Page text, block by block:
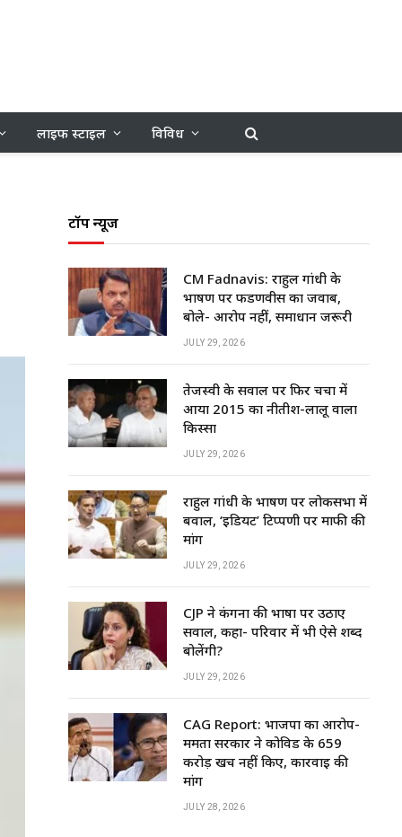
लाइफ स्टाइल विविध
टॉप न्यूज
CM Fadnavis: राहुल गांधी के
भाषण पर फडणवीस का जवाब,
बोले- आरोप नहीं, समाधान जरूरी
JULY 29, 2026
तेजस्वी के सवाल पर फिर चर्चा में
आया 2015 का नीतीश-लालू वाला
किस्सा
JULY 29, 2026
राहुल गांधी के भाषण पर लोकसभा में
बवाल, ‘इडियट’ टिप्पणी पर माफी की
मांग
JULY 29, 2026
CJP ने कंगना की भाषा पर उठाए
सवाल, कहा- परिवार में भी ऐसे शब्द
बोलेंगी?
JULY 29, 2026
CAG Report: भाजपा का आरोप-
ममता सरकार ने कोविड के ₹659
करोड़ खर्च नहीं किए, कार्रवाई की
मांग
JULY 28, 2026